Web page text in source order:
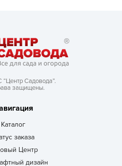
Садовода”.
защищены.
Каталог
заказа
Центр
дизайн